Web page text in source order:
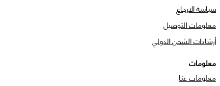
سياسة الارجاع
معلومات التوصيل
أرشادات الشحن الدولي
معلومات
معلومات عنا